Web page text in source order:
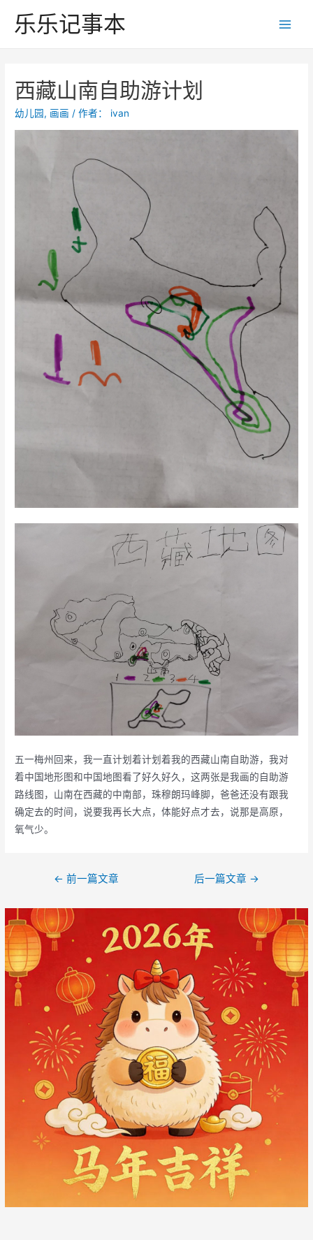
乐乐记事本
西藏山南自助游计划
幼儿园, 画画 / 作者： ivan
五一梅州回来，我一直计划着计划着我的西藏山南自助游，我对
着中国地形图和中国地图看了好久好久，这两张是我画的自助游
路线图，山南在西藏的中南部，珠穆朗玛峰脚，爸爸还没有跟我
确定去的时间，说要我再长大点，体能好点才去，说那是高原，
氧气少。
导
航
← 前一篇文章 后一篇文章 →